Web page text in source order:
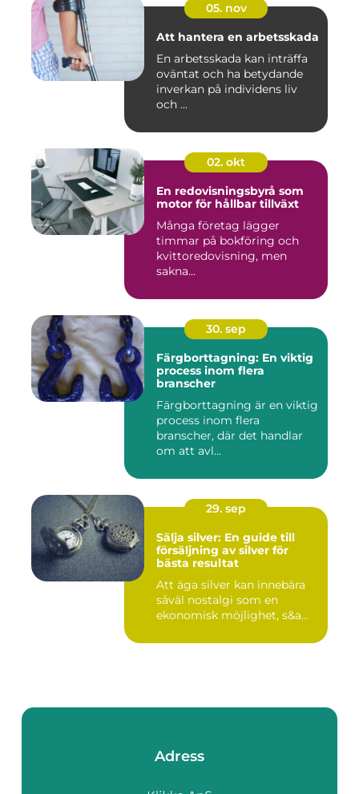
05. nov
Att hantera en arbetsskada
En arbetsskada kan inträffa
oväntat och ha betydande
inverkan på individens liv
och ...
02. okt
En redovisningsbyrå som
motor för hållbar tillväxt
Många företag lägger
timmar på bokföring och
kvittoredovisning, men
sakna...
30. sep
Färgborttagning: En viktig
process inom flera
branscher
Färgborttagning är en viktig
process inom flera
branscher, där det handlar
om att avl...
29. sep
Sälja silver: En guide till
försäljning av silver för
bästa resultat
Att äga silver kan innebära
såväl nostalgi som en
ekonomisk möjlighet, s&a...
Adress